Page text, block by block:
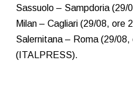
Sassuolo – Sampdoria (29/
Milan – Cagliari (29/08, ore
Salernitana – Roma (29/08,
(ITALPRESS).